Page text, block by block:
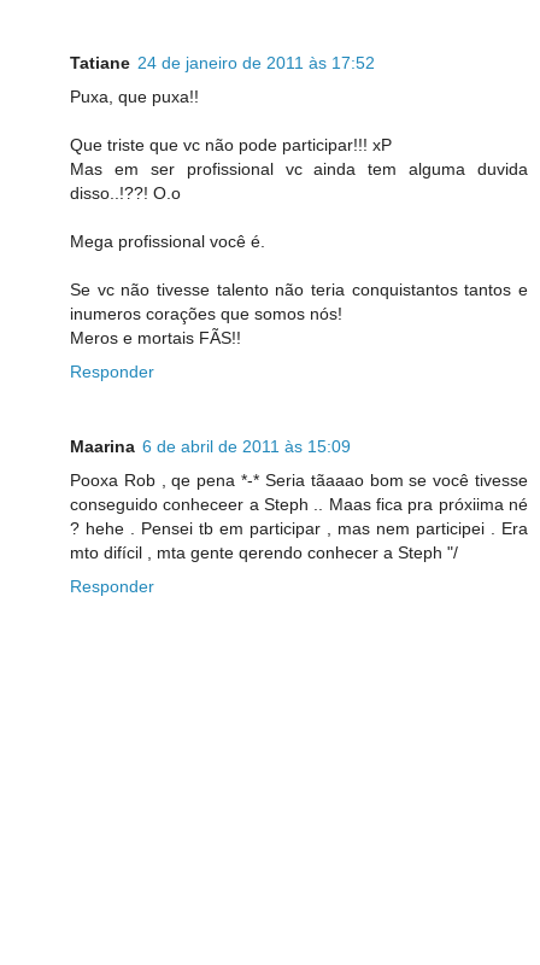
Tatiane 24 de janeiro de 2011 às 17:52
Puxa, que puxa!!
Que triste que vc não pode participar!!! xP
Mas em ser profissional vc ainda tem alguma duvida
disso..!??! O.o
Mega profissional você é.
Se vc não tivesse talento não teria conquistantos tantos e
inumeros corações que somos nós!
Meros e mortais FÃS!!
Responder
Maarina 6 de abril de 2011 às 15:09
Pooxa Rob , qe pena *-* Seria tãaaao bom se você tivesse
conseguido conheceer a Steph .. Maas fica pra próxiima né
? hehe . Pensei tb em participar , mas nem participei . Era
mto difícil , mta gente qerendo conhecer a Steph "/
Responder